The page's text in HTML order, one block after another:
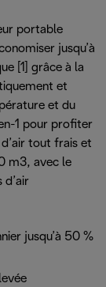
portable
jusqu’à
[1] grâce à la
et
et du
1 pour profiter
tout frais et
m3, avec le
d’air
jusqu’à 50 %